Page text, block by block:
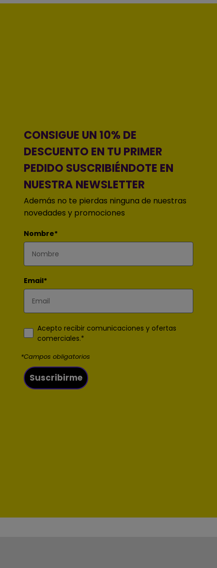
CONSIGUE UN 10% DE
DESCUENTO EN TU PRIMER
PEDIDO SUSCRIBIÉNDOTE EN
NUESTRA NEWSLETTER
Además no te pierdas ninguna de nuestras
novedades y promociones
Nombre*
Email*
Acepto recibir comunicaciones y ofertas
comerciales.*
*Campos obligatorios
Suscribirme